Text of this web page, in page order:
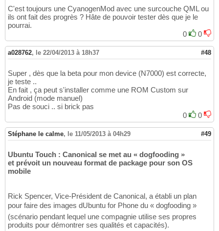
C'est toujours une CyanogenMod avec une surcouche QML ou
ils ont fait des progrès ? Hâte de pouvoir tester dès que je le
pourrai.
0
0
a028762, le 22/04/2013 à 18h37 #48
Super , dès que la beta pour mon device (N7000) est correcte,
je teste ..
En fait , ça peut s'installer comme une ROM Custom sur
Android (mode manuel)
Pas de souci .. si brick pas
0
0
Stéphane le calme, le 11/05/2013 à 04h29 #49
Ubuntu Touch : Canonical se met au « dogfooding »
et prévoit un nouveau format de package pour son OS
mobile
Rick Spencer, Vice-Président de Canonical, a établi un plan
pour faire des images dUbuntu for Phone du « dogfooding »
(scénario pendant lequel une compagnie utilise ses propres
produits pour démontrer ses qualités et capacités).